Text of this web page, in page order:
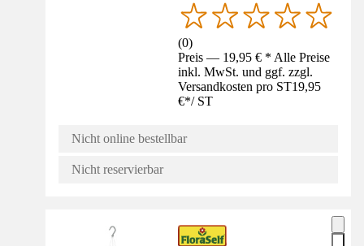
(0)
Preis — 19,95 € * Alle Preise
inkl. MwSt. und ggf. zzgl.
Versandkosten pro ST19,95
€*/ ST
Nicht online bestellbar
Nicht reservierbar